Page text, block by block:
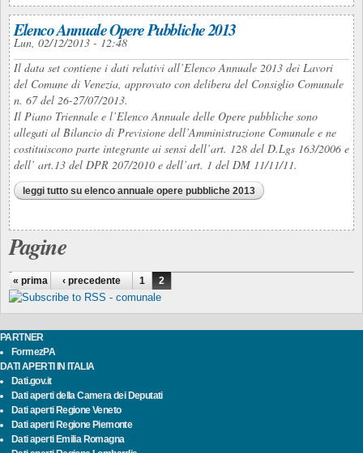
Elenco Annuale Opere Pubbliche 2013
Lun, 02/12/2013 - 12:48
Il data set contiene i dati relativi all’Elenco Annuale 2013 dei Lavori
del Comune di Venezia, approvato con delibera del Consiglio Comunale
n. 67 del 26-27/07/2013.
Il Piano Triennale e l’Elenco Annuale delle Opere pubbliche sono
allegati al Bilancio di Previsione dell’Amministrazione Comunale e ne
costituiscono parte integrante ai sensi dell’art. 128 del D.Lgs 163/2006 e
dell’ art.13 del DPR 207/2010 e dell’art. 1 del DM 11/11/11.
leggi tutto su elenco annuale opere pubbliche 2013
Pagine
« prima ‹ precedente 1 2
PARTNER
FormezPA
DATI APERTI IN ITALIA
Dati.gov.it
Dati aperti della Camera dei Deputati
Dati aperti Regione Veneto
Dati aperti Regione Piemonte
Dati aperti Emilia Romagna